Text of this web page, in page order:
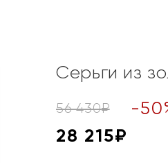
Серьги из
56 430₽ -50
28 215₽